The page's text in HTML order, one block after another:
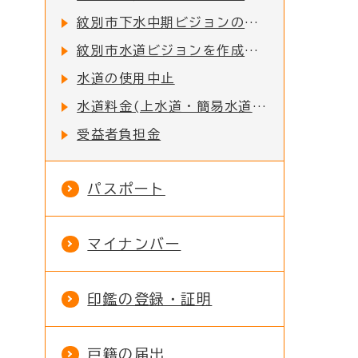
紋別市下水中期ビジョンの策定
紋別市水道ビジョンを作成しました
水道の使用中止
水道料金(上水道・簡易水道・営農飲雑用水道)・下水道使用料の消費税率改定に関する経過措置のお知らせ
受益者負担金
パスポート
マイナンバー
印鑑の登録・証明
戸籍の届出